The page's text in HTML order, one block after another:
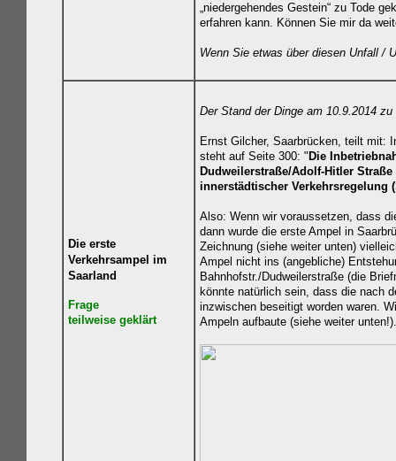
„niedergehendes Gestein“ zu Tode
erfahren kann. Können Sie mir da
Wenn Sie etwas über diesen Unfall /
Die erste
Verkehrsampel im
Saarland
Frage
teilweise geklärt
Der Stand der Dinge am 10.9.2014
Ernst Gilcher, Saarbrücken, teilt mit:
steht auf Seite 300: " Die
Dudweilerstraße/Adolf-Hitler
innerstädtischer Verkehrsregelung
Also: Wenn wir voraussetzen, dass
dann wurde die erste Ampel in
Zeichnung (siehe weiter unten)
Ampel nicht ins (angebliche)
Bahnhofstr./Dudweilerstraße (die
könnte natürlich sein, dass die nach
inzwischen beseitigt worden waren.
Ampeln aufbaute (siehe weiter unten!).